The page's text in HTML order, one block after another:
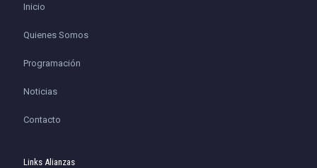
Inicio
Quienes Somos
Programación
Noticias
Contacto
Links Alianzas